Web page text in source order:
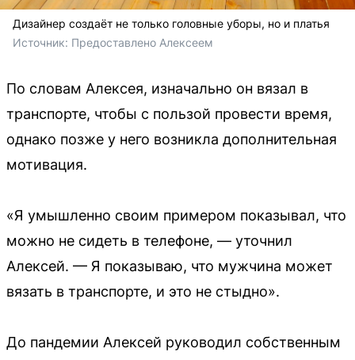
Дизайнер создаёт не только головные уборы, но и платья
Источник: Предоставлено Алексеем
По словам Алексея, изначально он вязал в
транспорте, чтобы с пользой провести время,
однако позже у него возникла дополнительная
мотивация.
«Я умышленно своим примером показывал, что
можно не сидеть в телефоне, — уточнил
Алексей. — Я показываю, что мужчина может
вязать в транспорте, и это не стыдно».
До пандемии Алексей руководил собственным